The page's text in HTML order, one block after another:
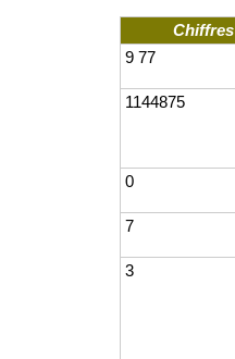
Chiffres
9 77
1144875
0
7
3